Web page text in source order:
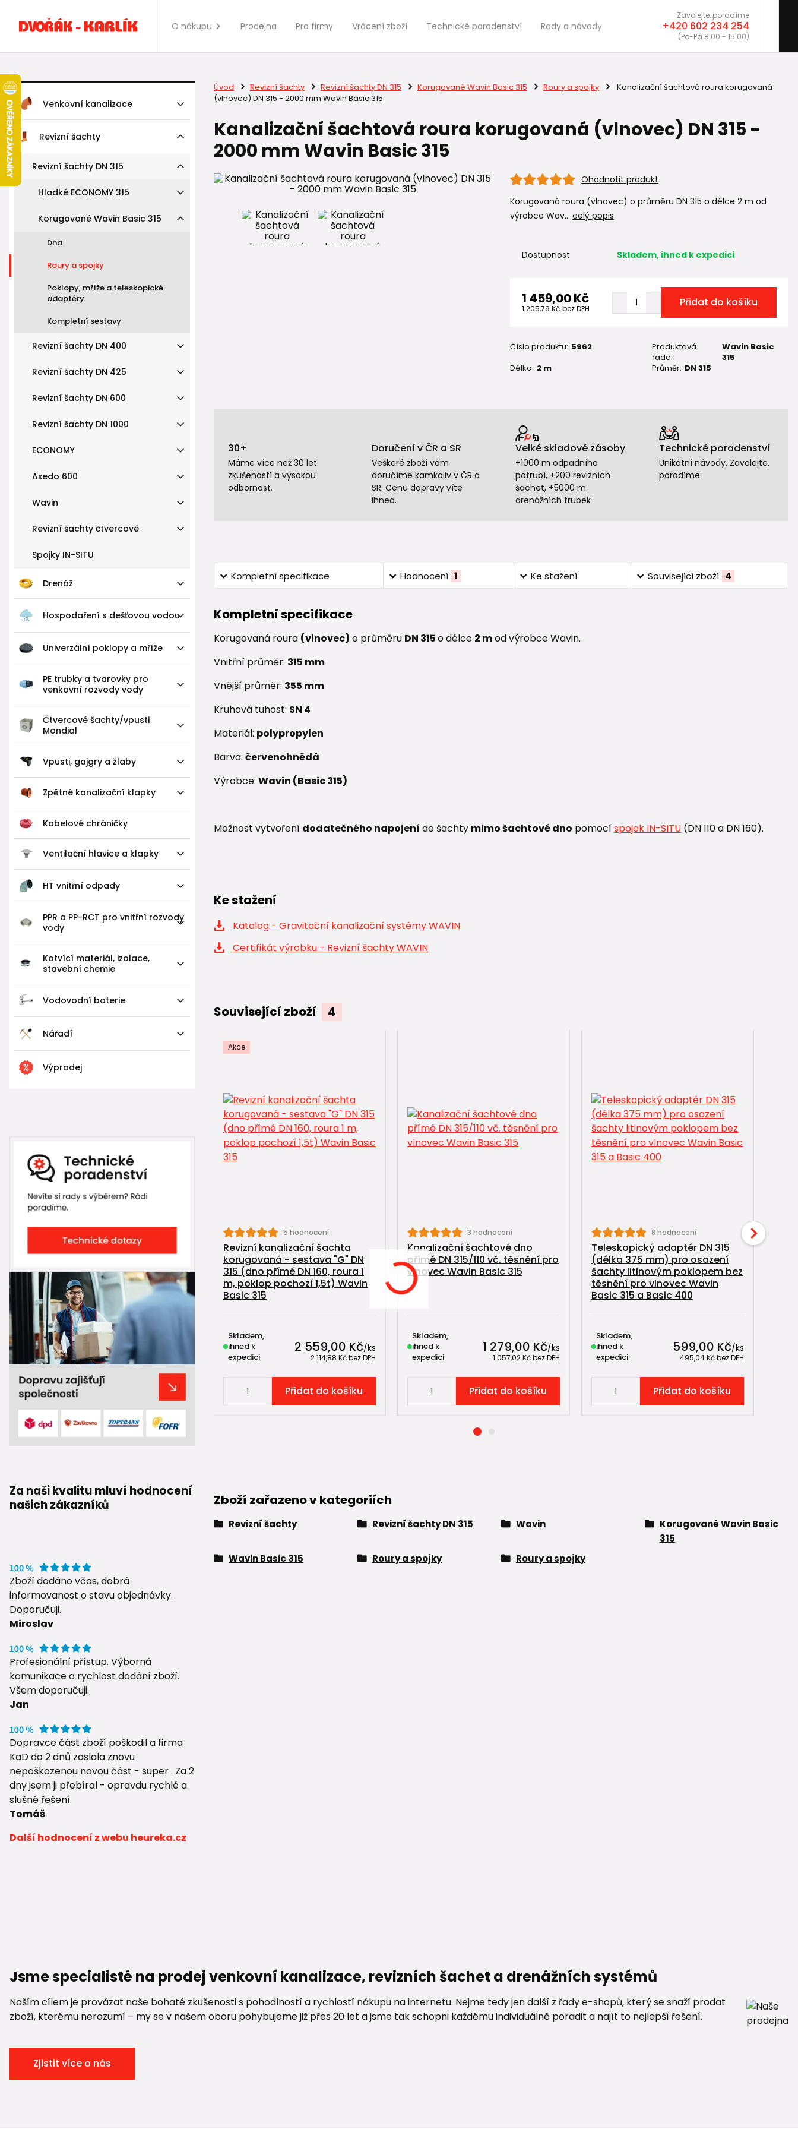
O nákupu Prodejna Pro firmy Vrácení zboží Technické poradenství Rady a návody
Zavolejte, poradíme
+420 602 234 254
(Po-Pá 8:00 - 15:00)
Venkovní kanalizace
Revizní šachty
Revizní šachty DN 315
Hladké ECONOMY 315
Korugované Wavin Basic 315
Dna
Roury a spojky
Poklopy, mříže a teleskopické
adaptéry
Kompletní sestavy
Revizní šachty DN 400
Revizní šachty DN 425
Revizní šachty DN 600
Revizní šachty DN 1000
ECONOMY
Axedo 600
Wavin
Revizní šachty čtvercové
Spojky IN-SITU
Drenáž
Hospodaření s dešťovou vodou
Univerzální poklopy a mříže
PE trubky a tvarovky pro
venkovní rozvody vody
Čtvercové šachty/vpusti
Mondial
Vpusti, gajgry a žlaby
Zpětné kanalizační klapky
Kabelové chráničky
Ventilační hlavice a klapky
HT vnitřní odpady
PPR a PP-RCT pro vnitřní rozvody
vody
Kotvící materiál, izolace,
stavební chemie
Vodovodní baterie
Nářadí
Výprodej
Za naši kvalitu mluví hodnocení
našich zákazníků
Zboží dodáno včas, dobrá
informovanost o stavu objednávky.
Doporučuji.
Miroslav
Profesionální přístup. Výborná
komunikace a rychlost dodání zboží.
Všem doporučuji.
Jan
Dopravce část zboží poškodil a firma
KaD do 2 dnů zaslala znovu
nepoškozenou novou část - super . Za 2
dny jsem ji přebíral - opravdu rychlé a
slušné řešení.
Tomáš
Další hodnocení z webu heureka.cz
Úvod Revizní šachty Revizní šachty DN 315 Korugované Wavin Basic 315 Roury a spojky
Kanalizační šachtová roura korugovaná
(vlnovec) DN 315 - 2000 mm Wavin Basic 315
Kanalizační šachtová roura korugovaná (vlnovec) DN 315 -
2000 mm Wavin Basic 315
Ohodnotit produkt
Korugovaná roura (vlnovec) o průměru DN 315 o délce 2 m od
výrobce Wav... celý popis
Dostupnost Skladem, ihned k expedici
1 459,00 Kč
1 205,79 Kč bez DPH Přidat do košíku
Číslo produktu: 5962
Produktová
řada:
Wavin Basic
315
Délka: 2 m Průměr: DN 315
30+
Máme více než 30 let
zkušeností a vysokou
odbornost.
Doručení v ČR a SR
Veškeré zboží vám
doručíme kamkoliv v ČR a
SR. Cenu dopravy víte
ihned.
Velké skladové zásoby
+1000 m odpadního
potrubí, +200 revizních
šachet, +5000 m
drenážních trubek
Technické poradenství
Unikátní návody. Zavolejte,
poradíme.
Kompletní specifikace Hodnocení 1 Ke stažení Související zboží 4
Kompletní specifikace
Korugovaná roura (vlnovec) o průměru DN 315o délce 2 mod výrobce Wavin.
Vnitřní průměr: 315 mm
Vnější průměr: 355 mm
Kruhová tuhost: SN 4
Materiál: polypropylen
Barva: červenohnědá
Výrobce: Wavin (Basic 315)
Možnost vytvoření dodatečného napojení do šachty mimo šachtové dno pomocíspojek IN-SITU(DN 110 a DN 160).
Ke stažení
Katalog - Gravitační kanalizační systémy WAVIN
Certifikát výrobku - Revizní šachty WAVIN
Související zboží 4
Akce
5 hodnocení
Revizní kanalizační šachta
korugovaná - sestava "G" DN
315 (dno přímé DN 160, roura 1
m, poklop pochozí 1,5t) Wavin
Basic 315
2 559,00 Kč/ks
2 114,88 Kčbez DPH
Skladem,
ihned k
expedici
Přidat do košíku
3 hodnocení
Kanalizační šachtové dno
přímé DN 315/110 vč. těsnění pro
vlnovec Wavin Basic 315
1 279,00 Kč/ks
1 057,02 Kčbez DPH
Skladem,
ihned k
expedici
Přidat do košíku
8 hodnocení
Teleskopický adaptér DN 315
(délka 375 mm) pro osazení
šachty litinovým poklopem bez
těsnění pro vlnovec Wavin
Basic 315 a Basic 400
599,00 Kč/ks
495,04 Kčbez DPH
Skladem,
ihned k
expedici
Přidat do košíku
Zboží zařazeno v kategoriích
Revizní šachty Revizní šachty DN 315 Wavin
Korugované Wavin Basic
315
Wavin Basic 315
Roury a spojky Roury a spojky
Jsme specialisté na prodej venkovní kanalizace, revizních šachet a drenážních systémů
Naším cílem je provázat naše bohaté zkušenosti s pohodlností a rychlostí nákupu na internetu. Nejme tedy jen další z řady e-shopů, který se snaží prodat
zboží, kterému nerozumí – my se v našem oboru pohybujeme již přes 20 let a jsme tak schopni každému individuálně poradit a najít to nejlepší řešení.
Zjistit více o nás